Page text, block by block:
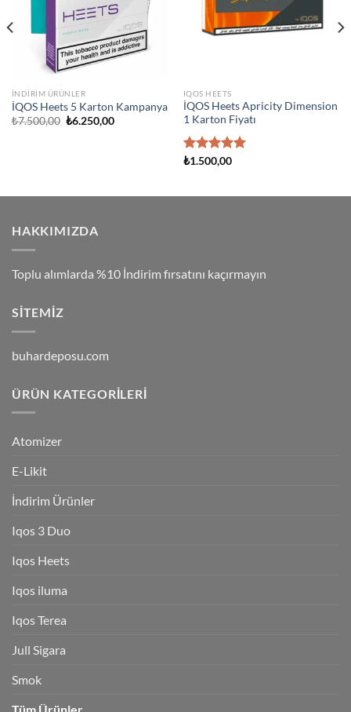
İNDIRIM ÜRÜNLER
İQOS Heets 5 Karton Kampanya
₺7.500,00 Orijinal
₺6.250,00Şu
IQOS HEETS
İQOS Heets Apricity Dimension
1 Karton Fiyatı
5 üzerinden
₺1.500,00
HAKKIMIZDA
Toplu alımlarda %10 İndirim fırsatını kaçırmayın
SITEMIZ
buhardeposu.com
ÜRÜN KATEGORILERI
Atomizer
E-Likit
İndirim Ürünler
Iqos 3 Duo
Iqos Heets
Iqos iluma
Iqos Terea
Jull Sigara
Smok